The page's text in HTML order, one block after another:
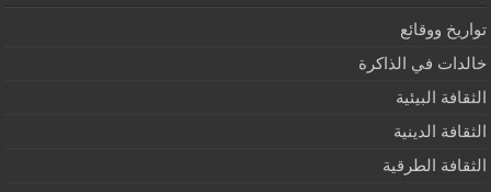
ووقائع
في الذاكرة
البيئية
الدينية
الطرقية